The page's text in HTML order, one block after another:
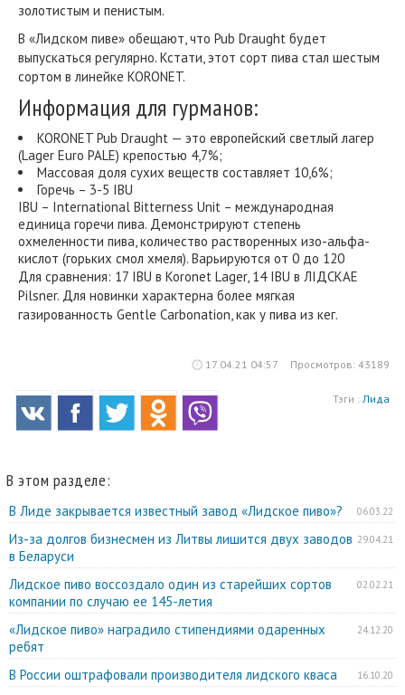
золотистым и пенистым.
В «Лидском пиве» обещают, что Pub Draught будет
выпускаться регулярно. Кстати, этот сорт пива стал шестым
сортом в линейке KORONET.
Информация для гурманов:
KORONET Pub Draught — это европейский светлый лагер
(Lager Euro PALE) крепостью 4,7%;
Массовая доля сухих веществ составляет 10,6%;
Горечь – 3-5 IBU
IBU – International Bitterness Unit – международная
единица горечи пива. Демонстрируют степень
охмеленности пива, количество растворенных изо-альфа-
кислот (горьких смол хмеля). Варьируются от 0 до 120
Для сравнения: 17 IBU в Koronet Lager, 14 IBU в ЛIДСКАЕ
Pilsner. Для новинки характерна более мягкая
газированность Gentle Carbonation, как у пива из кег.
17.04.21 04:57 Просмотров: 43189
Тэги : Лида
В этом разделе:
06.03.22
В Лиде закрывается известный завод «Лидское пиво»?
29.04.21
Из-за долгов бизнесмен из Литвы лишится двух заводов
в Беларуси
02.02.21
Лидское пиво воссоздало один из старейших сортов
компании по случаю ее 145-летия
24.12.20
«Лидское пиво» наградило стипендиями одаренных
ребят
16.10.20
В России оштрафовали производителя лидского кваса